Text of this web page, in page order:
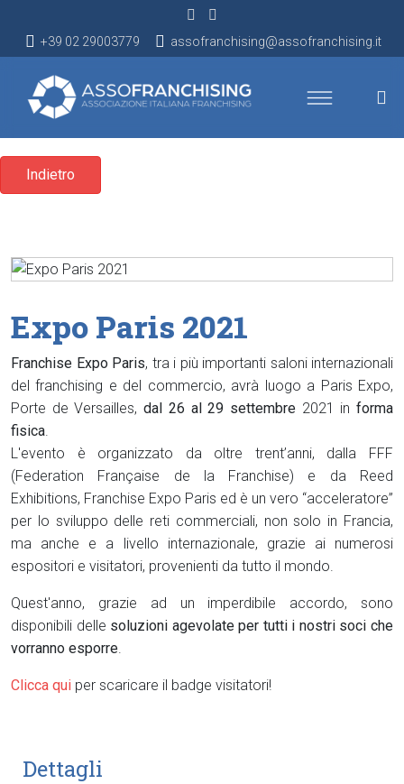
+39 02 29003779 assofranchising@assofranchising.it
Indietro
Expo Paris 2021
Franchise Expo Paris, tra i più importanti saloni internazionali
del franchising e del commercio, avrà luogo a Paris Expo,
Porte de Versailles,dal 26 al 29 settembre2021 informa
fisica.
L'evento è organizzato da oltre trent’anni, dalla FFF
(Federation Française de la Franchise) e da Reed
Exhibitions, Franchise Expo Paris ed è un vero “acceleratore”
per lo sviluppo delle reti commerciali, non solo in Francia,
ma anche e a livello internazionale, grazie ai numerosi
espositori e visitatori, provenienti da tutto il mondo.
Quest'anno, grazie ad un imperdibile accordo, sono
disponibili delle soluzioni agevolate per tutti i nostri soci che
vorranno esporre.
Clicca qui per scaricare il badge visitatori!
Dettagli